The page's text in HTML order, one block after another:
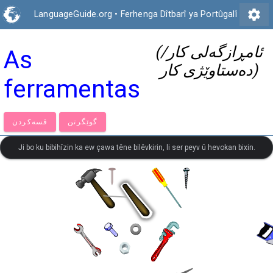
LanguageGuide.org • Ferhenga Dîtbarî ya Portûgalî settings
As
ferramentas
(ئامڕازگەلی کار/
دەستاوێژی کار)
قسەكردن گوێگرتن
Ji bo ku bibihîzin ka ew çawa têne bilêvkirin, li ser peyv û hevokan bixin.